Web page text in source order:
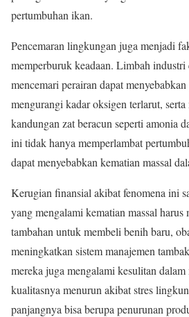
pertumbuhan ikan.
Pencemaran lingkungan juga menjadi
memperburuk keadaan. Limbah
mencemari perairan dapat
mengurangi kadar oksigen terlarut,
kandungan zat beracun seperti amonia
ini tidak hanya memperlambat
dapat menyebabkan kematian massal
Kerugian finansial akibat fenomena ini
yang mengalami kematian massal harus
tambahan untuk membeli benih baru,
meningkatkan sistem manajemen
mereka juga mengalami kesulitan
kualitasnya menurun akibat stres
panjangnya bisa berupa penurunan